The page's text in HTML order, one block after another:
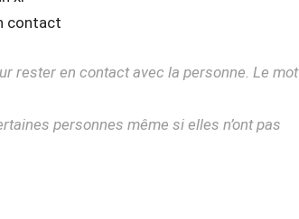
contact
rester en contact avec la personne. Le mot
personnes même si elles n’ont pas